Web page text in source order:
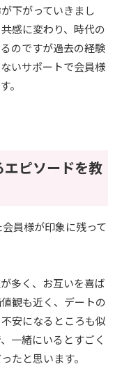
下がっていきまし
感に変わり、時代の
のですが過去の経験
いサポートで会員様
。
ピソードを教
員様が印象に残って
多く、お互いを喜ば
観も近く、デートの
安になるところも似
一緒にいるとすごく
たと思います。